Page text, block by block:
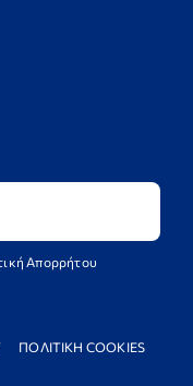
Απορρήτου
ΠΟΛΙΤΙΚΗ COOKIES